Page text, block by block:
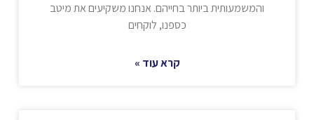
והמשמעותית ביותר בחייהם. אנחנו משקיעים את מיטב
כספנו, לוקחים
קרא עוד »